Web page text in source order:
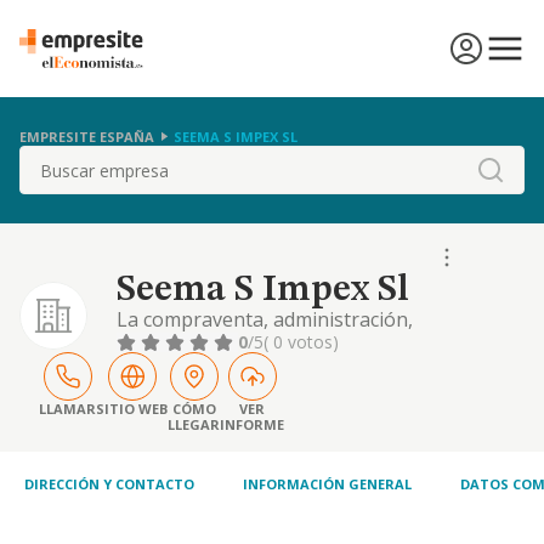
EMPRESITE ESPAÑA SEEMA S IMPEX SL
Buscar
Seema S Impex Sl
La compraventa, administración,
explotación, arrendamiento, construcción y
promoción de toda clase de bienes
inmuebles.
0/5( 0 votos)
LLAMARSITIO WEB CÓMO
LLEGAR
VER
INFORME
DIRECCIÓN Y CONTACTO INFORMACIÓN GENERAL DATOS